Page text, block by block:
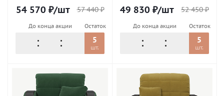
54 570 ₽/шт 57 440₽
До конца акции Остаток
5
шт.
49 830 ₽/шт 52 450₽
До конца акции Остаток
5
шт.